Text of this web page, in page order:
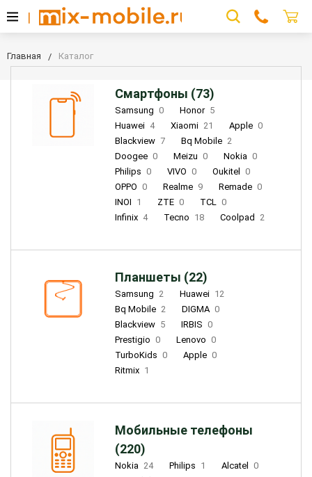
Главная Каталог
Смартфоны (73)
Samsung 0 Honor 5
Huawei 4 Xiaomi 21 Apple 0
Blackview 7 Bq Mobile 2
Doogee 0 Meizu 0 Nokia 0
Philips 0 VIVO 0 Oukitel
0
OPPO 0 Realme 9 Remade 0
INOI 1 ZTE 0 TCL 0
Infinix 4 Tecno 18 Coolpad 2
Планшеты (22)
Samsung 2 Huawei 12
Bq Mobile 2 DIGMA 0
Blackview 5 IRBIS 0
Prestigio 0 Lenovo 0
TurboKids 0 Apple 0
Ritmix 1
Мобильные телефоны
(220)
Nokia 24 Philips 1 Alcatel
0